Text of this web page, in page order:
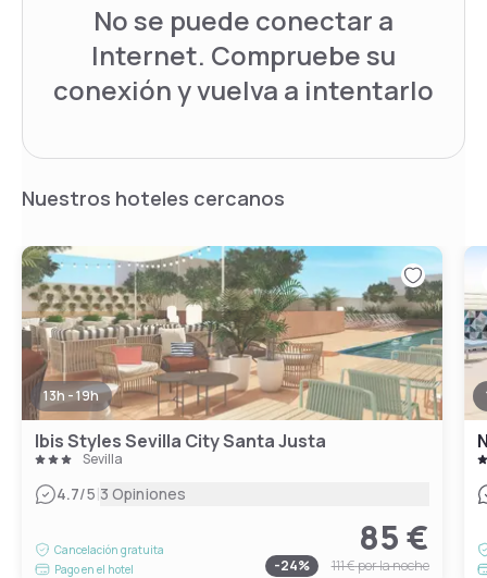
No se puede conectar a
Internet. Compruebe su
conexión y vuelva a intentarlo
Nuestros hoteles cercanos
13h - 19h
Ibis Styles Sevilla City Santa Justa
Sevilla
4.7/5|3 Opiniones
Cancelación gratuita
Pago en el hotel
85 €
-24% 111 €por la noche